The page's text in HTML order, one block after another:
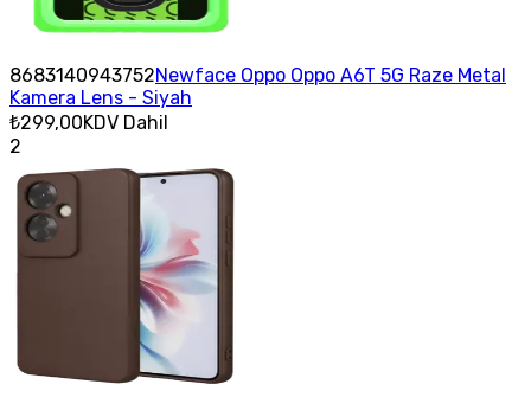
8683140943752Newface Oppo Oppo A6T 5G Raze Metal
Kamera Lens - Siyah
₺299,00KDV Dahil
2